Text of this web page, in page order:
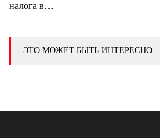
налога в…
ЭТО МОЖЕТ БЫТЬ ИНТЕРЕСНО